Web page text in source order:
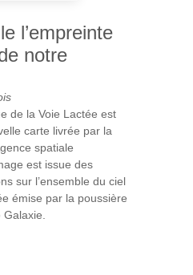
l’empreinte
notre
de la Voie Lactée est
carte livrée par la
spatiale
est issue des
sur l’ensemble du ciel
émise par la poussière